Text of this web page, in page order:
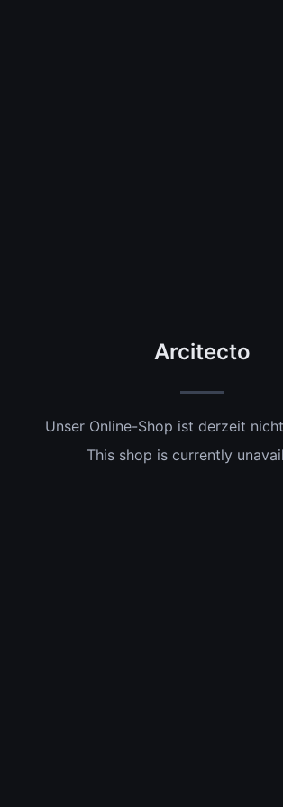
Arcitecto
Unser Online-Shop ist derzeit
This shop is currently